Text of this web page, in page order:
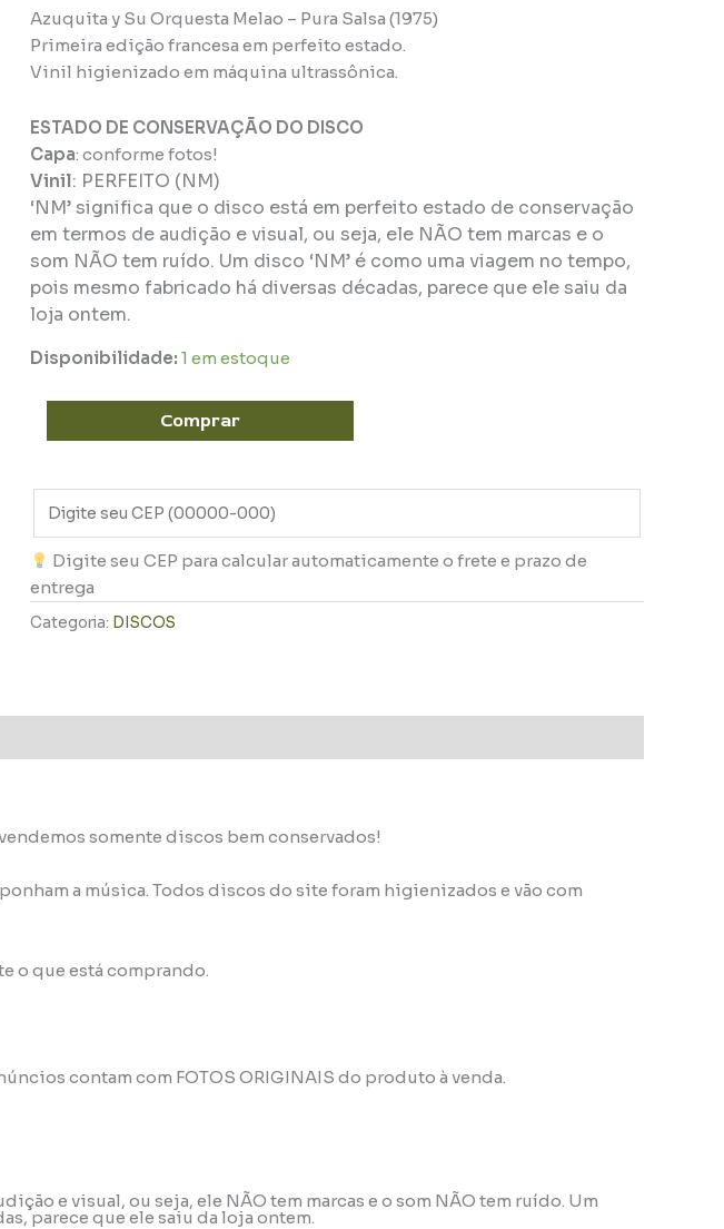
Azuquita y Su Orquesta Melao – Pura Salsa (1975)
Primeira edição francesa em perfeito estado.
Vinil higienizado em máquina ultrassônica.
ESTADO DE CONSERVAÇÃO DO DISCO
Capa: conforme fotos!
Vinil: PERFEITO (NM)
‘NM’ significa que o disco está em perfeito estado de conservação
em termos de audição e visual, ou seja, ele NÃO tem marcas e o
som NÃO tem ruído. Um disco ‘NM’ é como uma viagem no tempo,
pois mesmo fabricado há diversas décadas, parece que ele saiu da
loja ontem.
Disponibilidade: 1 em estoque
Comprar
Digite seu CEP para calcular automaticamente o frete e prazo de
entrega
Categoria: DISCOS
somente discos bem conservados!
a música. Todos discos do site foram higienizados e vão com
o que está comprando.
contam com FOTOS ORIGINAIS do produto à venda.
e visual, ou seja, ele NÃO tem marcas e o som NÃO tem ruído. Um
parece que ele saiu da loja ontem.